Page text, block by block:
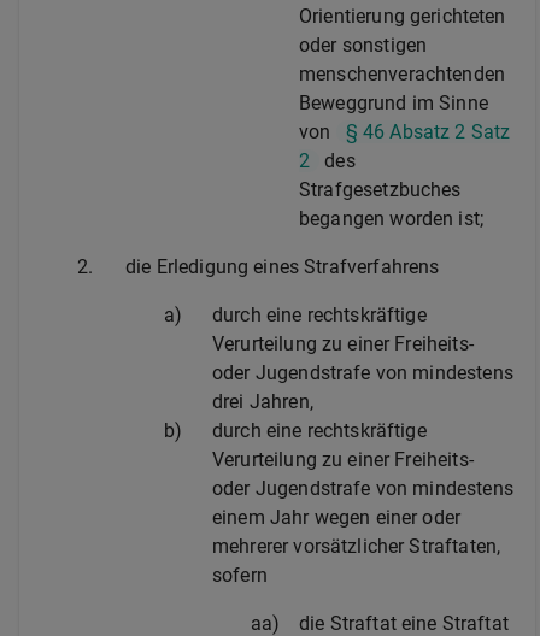
Orientierung gerichteten
oder sonstigen
menschenverachtenden
Beweggrund im Sinne
von
§ 46 Absatz 2 Satz
2
des
Strafgesetzbuches
begangen worden ist;
2. die Erledigung eines Strafverfahrens
a)
durch eine rechtskräftige
Verurteilung zu einer Freiheits-
oder Jugendstrafe von mindestens
drei Jahren,
b)
durch eine rechtskräftige
Verurteilung zu einer Freiheits-
oder Jugendstrafe von mindestens
einem Jahr wegen einer oder
mehrerer vorsätzlicher Straftaten,
sofern
aa)
die Straftat eine Straftat